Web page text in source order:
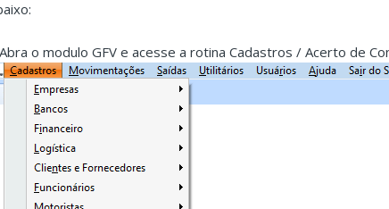
o modulo GFV e acesse a rotina Cadastros / Acerto de